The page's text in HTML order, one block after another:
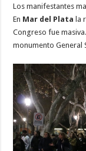
Los manifestantes
En Mar del Plata la
Congreso fue
monumento General